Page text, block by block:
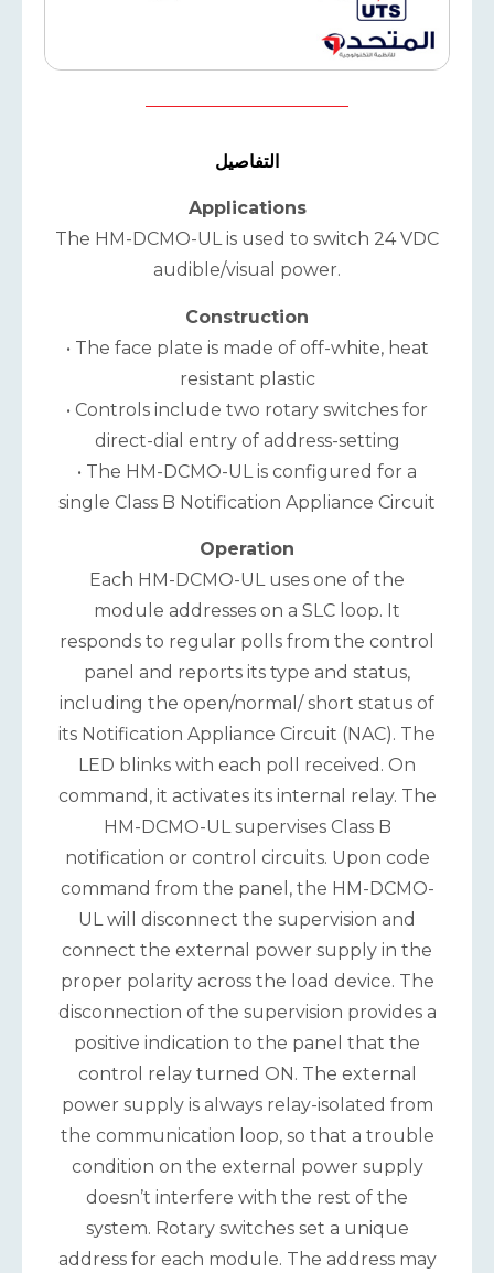
التفاصيل
Applications
The HM-DCMO-UL is used to switch 24 VDC
audible/visual power.
Construction
• The face plate is made of off-white, heat
resistant plastic
• Controls include two rotary switches for
direct-dial entry of address-setting
• The HM-DCMO-UL is configured for a
single Class B Notification Appliance Circuit
Operation
Each HM-DCMO-UL uses one of the
module addresses on a SLC loop. It
responds to regular polls from the control
panel and reports its type and status,
including the open/normal/ short status of
its Notification Appliance Circuit (NAC). The
LED blinks with each poll received. On
command, it activates its internal relay. The
HM-DCMO-UL supervises Class B
notification or control circuits. Upon code
command from the panel, the HM-DCMO-
UL will disconnect the supervision and
connect the external power supply in the
proper polarity across the load device. The
disconnection of the supervision provides a
positive indication to the panel that the
control relay turned ON. The external
power supply is always relay-isolated from
the communication loop, so that a trouble
condition on the external power supply
doesn’t interfere with the rest of the
system. Rotary switches set a unique
address for each module. The address may